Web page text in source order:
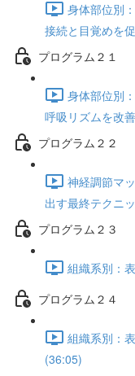
身体部位別
接続と目覚めを
プログラム２１
身体部位別
呼吸リズムを改
プログラム２２
神経調節マ
出す最終テクニ
プログラム２３
組織系別：
プログラム２４
組織系別：
(36:05)